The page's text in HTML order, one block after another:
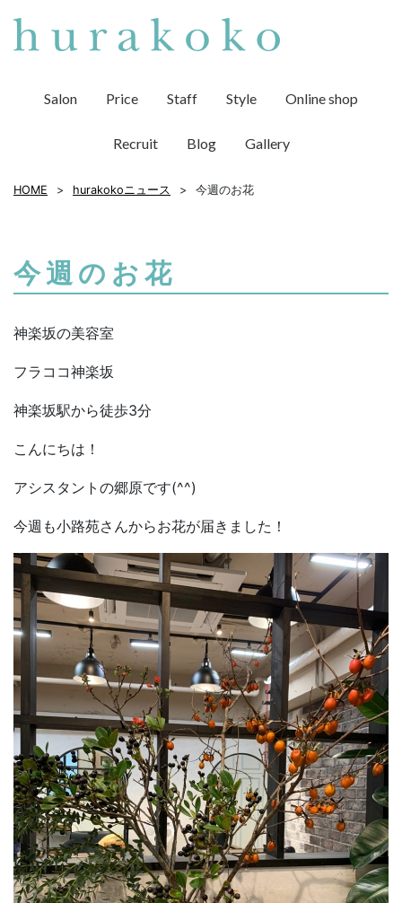
Salon Price Staff Style Online shop
Recruit Blog Gallery
HOME hurakokoニュース 今週のお花
今週のお花
神楽坂の美容室
フラココ神楽坂
神楽坂駅から徒歩3分
こんにちは！
アシスタントの郷原です(^^)
今週も小路苑さんからお花が届きました！